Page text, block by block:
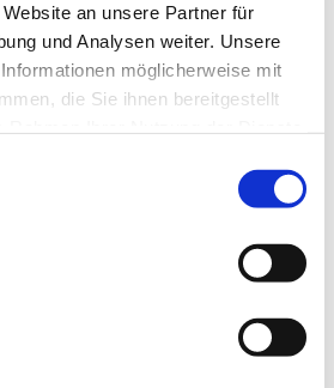
an unsere Partner für
und Analysen weiter. Unsere
möglicherweise mit
die Sie ihnen bereitgestellt